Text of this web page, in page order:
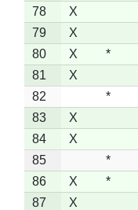
78
X
79
X
80
X *
81
X
82
*
83
X
84
X
85
*
86
X *
87
X